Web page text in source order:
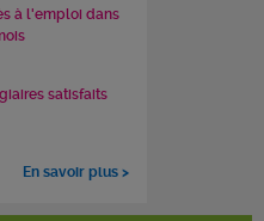
à l'emploi dans
satisfaits
En savoir plus >